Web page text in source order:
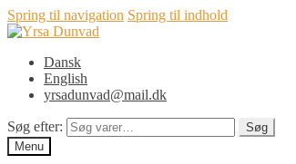
Spring til navigation Spring til indhold
Dansk
English
yrsadunvad@mail.dk
Søg efter:
Søg
Menu